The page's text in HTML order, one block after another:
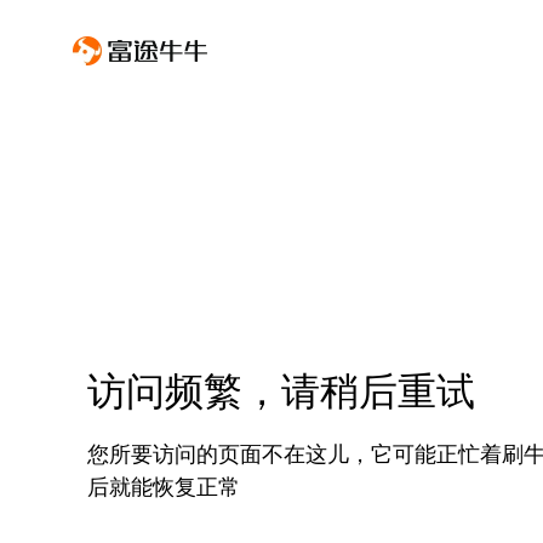
访问频繁，请稍后重试
您所要访问的页面不在这儿，它可能正忙着刷
后就能恢复正常